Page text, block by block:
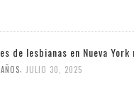
de lesbianas en Nueva
, JULIO 30, 2025